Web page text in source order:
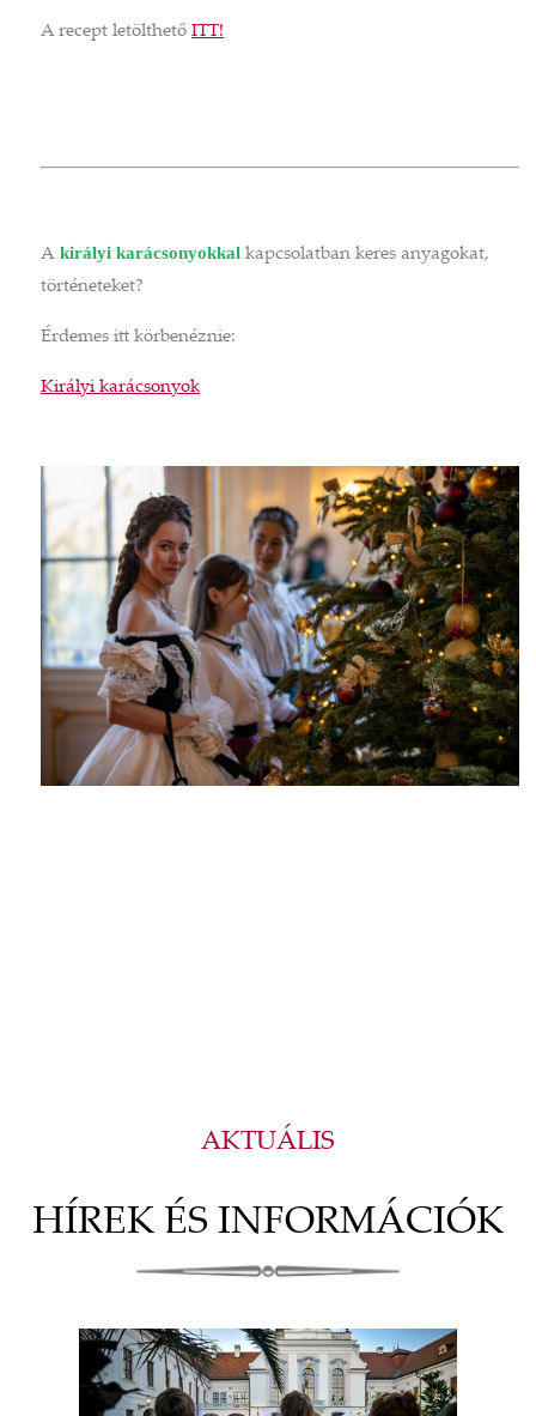
A recept letölthető ITT!
A királyi karácsonyokkal kapcsolatban keres anyagokat,
történeteket?
Érdemes itt körbenéznie:
Királyi karácsonyok
AKTUÁLIS
HÍREK ÉS INFORMÁCIÓK